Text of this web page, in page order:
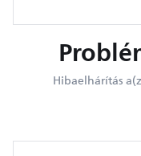
Hibaelhárítás